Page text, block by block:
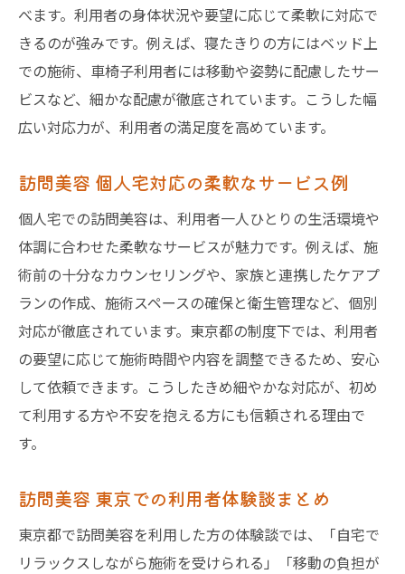
べます。利用者の身体状況や要望に応じて柔軟に対応で
きるのが強みです。例えば、寝たきりの方にはベッド上
での施術、車椅子利用者には移動や姿勢に配慮したサー
ビスなど、細かな配慮が徹底されています。こうした幅
広い対応力が、利用者の満足度を高めています。
訪問美容 個人宅対応の柔軟なサービス例
個人宅での訪問美容は、利用者一人ひとりの生活環境や
体調に合わせた柔軟なサービスが魅力です。例えば、施
術前の十分なカウンセリングや、家族と連携したケアプ
ランの作成、施術スペースの確保と衛生管理など、個別
対応が徹底されています。東京都の制度下では、利用者
の要望に応じて施術時間や内容を調整できるため、安心
して依頼できます。こうしたきめ細やかな対応が、初め
て利用する方や不安を抱える方にも信頼される理由で
す。
訪問美容 東京での利用者体験談まとめ
東京都で訪問美容を利用した方の体験談では、「自宅で
リラックスしながら施術を受けられる」「移動の負担が